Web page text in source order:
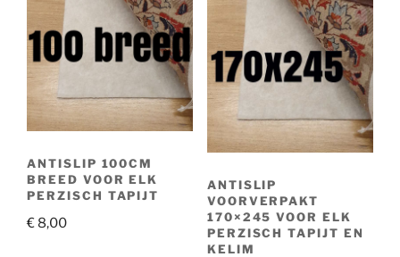
ANTISLIP 100CM
BREED VOOR ELK
PERZISCH TAPIJT
€ 8,00
ANTISLIP
VOORVERPAKT
170×245 VOOR ELK
PERZISCH TAPIJT EN
KELIM